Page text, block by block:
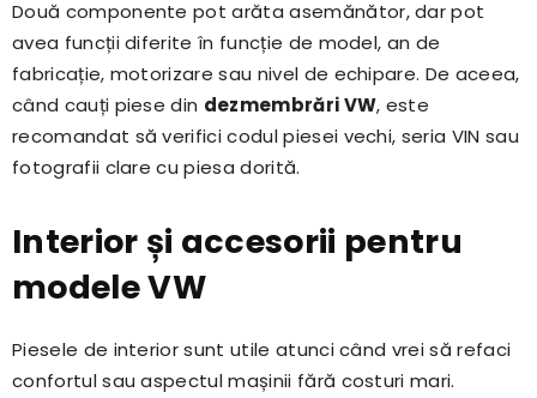
Două componente pot arăta asemănător, dar pot
avea funcții diferite în funcție de model, an de
fabricație, motorizare sau nivel de echipare. De aceea,
când cauți piese din dezmembrări VW, este
recomandat să verifici codul piesei vechi, seria VIN sau
fotografii clare cu piesa dorită.
Interior și accesorii pentru
modele VW
Piesele de interior sunt utile atunci când vrei să refaci
confortul sau aspectul mașinii fără costuri mari.